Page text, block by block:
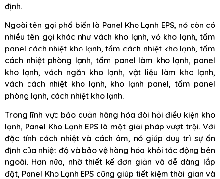
định.
Ngoài tên gọi phổ biến là Panel Kho Lạnh EPS, nó còn có
nhiều tên gọi khác như vách kho lạnh, vỏ kho lạnh, tấm
panel cách nhiệt kho lạnh, tấm cách nhiệt kho lạnh, tấm
cách nhiệt phòng lạnh, tấm panel làm kho lạnh, panel
kho lạnh, vách ngăn kho lạnh, vật liệu làm kho lạnh,
vách cách nhiệt kho lạnh, kho lạnh panel, tấm panel
phòng lạnh, cách nhiệt kho lạnh.
Trong lĩnh vực bảo quản hàng hóa đòi hỏi điều kiện kho
lạnh, Panel Kho Lạnh EPS là một giải pháp vượt trội. Với
đặc tính cách nhiệt và cách âm, nó giúp duy trì sự ổn
định của nhiệt độ và bảo vệ hàng hóa khỏi tác động bên
ngoài. Hơn nữa, nhờ thiết kế đơn giản và dễ dàng lắp
đặt, Panel Kho Lạnh EPS cũng giúp tiết kiệm thời gian và